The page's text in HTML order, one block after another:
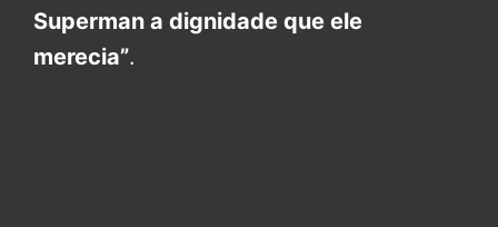
Superman a dignidade que ele
merecia”.